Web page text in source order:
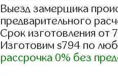
Выезд замерщика
предварительного
Срок изготовления от
Изготовим s794 по
рассрочка 0% без